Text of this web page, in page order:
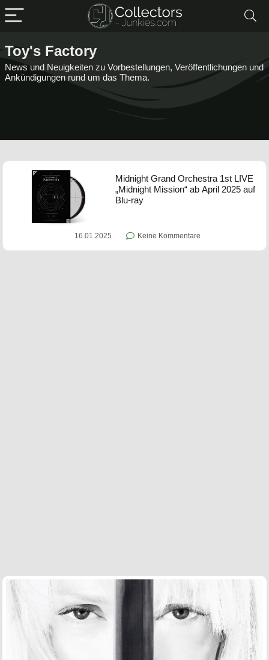
Toy's Factory
News und Neuigkeiten zu Vorbestellungen, Veröffentlichungen und
Ankündigungen rund um das Thema.
Midnight Grand Orchestra 1st LIVE
„Midnight Mission“ ab April 2025 auf
Blu-ray
16.01.2025 Keine Kommentare